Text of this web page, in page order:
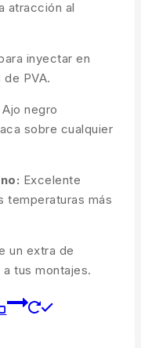
atracción al
inyectar en
PVA.
Ajo negro
sobre cualquier
Excelente
temperaturas más
un extra de
tus montajes.